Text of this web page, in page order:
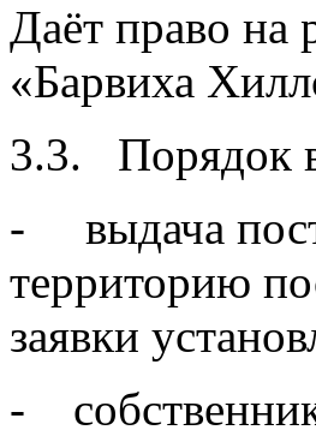
Даёт право на
«Барвиха
3.3. Порядок
- выдача
территорию
заявки
- собственник